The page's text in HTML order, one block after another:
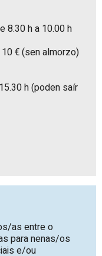
8.30 h a 10.00 h
10 € (sen almorzo)
h (poden saír
as entre o
para nenas/os
e/ou